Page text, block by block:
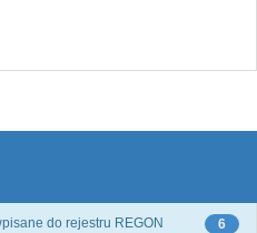
6
do rejestru REGON